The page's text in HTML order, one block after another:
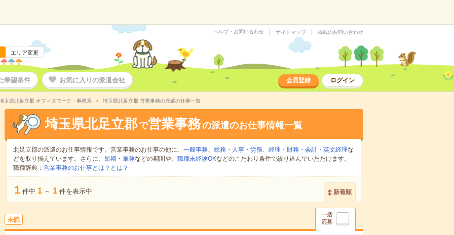
エリア変更
ヘルプ・お問い合わせ サイトマップ 掲載のお問い合わせ
希望条件 お気に入りの派遣会社 会員登録 ログイン
玉県北足立郡 オフィスワーク・事務系 埼玉県北足立郡 営業事務の派遣の仕事一覧
埼玉県北足立郡 で営業事務の派遣のお仕事情報一覧
北足立郡の派遣のお仕事情報です。営業事務のお仕事の他に、 一般事務、 総務・人事・労務、 経理・財務・会計・英文経理な
どを取り揃えています。さらに、 短期 ・ 単発などの期間や、 職種未経験OKなどのこだわり条件で絞り込んでいただけます。
職種辞典： 営業事務のお仕事とは？とは？
1 件中 1 ～ 1 件を表示中 新着順
未読
一括
応募